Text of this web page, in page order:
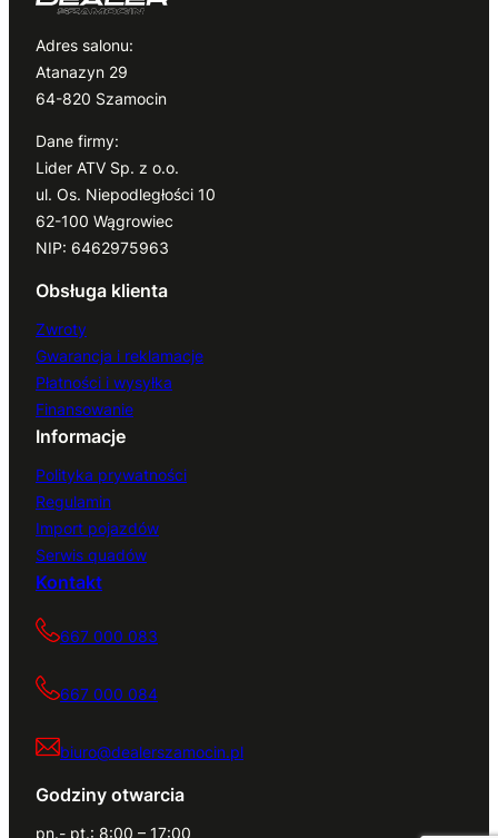
Adres salonu:
Atanazyn 29
64-820 Szamocin
Dane firmy:
Lider ATV Sp. z o.o.
ul. Os. Niepodległości 10
62-100 Wągrowiec
NIP: 6462975963
Obsługa klienta
Zwroty
Gwarancja i reklamacje
Płatności i wysyłka
Finansowanie
Informacje
Polityka prywatności
Regulamin
Import pojazdów
Serwis quadów
Kontakt
667 000 083
667 000 084
biuro@dealerszamocin.pl
Godziny otwarcia
pn.- pt.: 8:00 – 17:00